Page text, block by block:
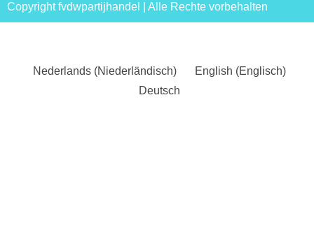
Copyright fvdwpartijhandel | Alle Rechte vorbehalten
Nederlands(Niederländisch) English (Englisch)
Deutsch